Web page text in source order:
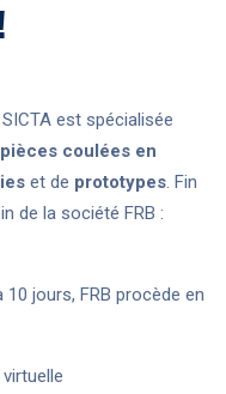
est spécialisée
pièces coulées en
et de prototypes. Fin
de la société FRB :
jours, FRB procède en